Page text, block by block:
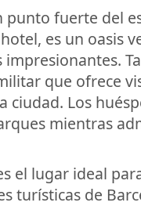
fuerte del
es un oasis
que ofrece
ciudad. Los
mientras
el lugar ideal
turísticas de